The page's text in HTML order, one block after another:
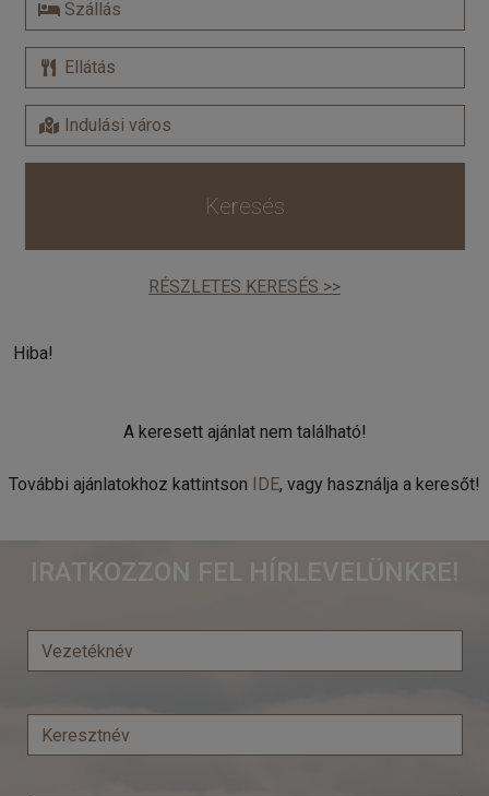
Keresés
RÉSZLETES KERESÉS >>
Hiba!
A keresett ajánlat nem található!
További ajánlatokhoz kattintson IDE, vagy használja a keresőt!
IRATKOZZON FEL HÍRLEVELÜNKRE!